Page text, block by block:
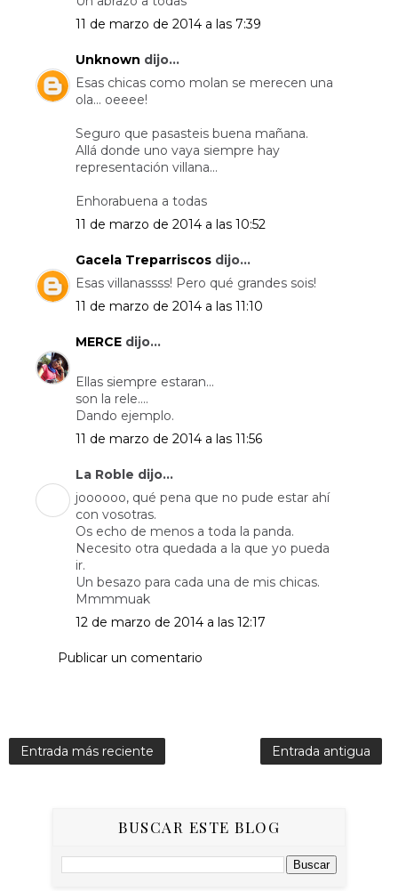
11 de marzo de 2014 a las 7:39
Unknown dijo...
Esas chicas como molan se merecen una
ola... oeeee!
Seguro que pasasteis buena mañana.
Allá donde uno vaya siempre hay
representación villana...
Enhorabuena a todas
11 de marzo de 2014 a las 10:52
Gacela Treparriscos dijo...
Esas villanassss! Pero qué grandes sois!
11 de marzo de 2014 a las 11:10
MERCE dijo...
Ellas siempre estaran...
son la rele....
Dando ejemplo.
11 de marzo de 2014 a las 11:56
La Roble dijo...
joooooo, qué pena que no pude estar ahí
con vosotras.
Os echo de menos a toda la panda.
Necesito otra quedada a la que yo pueda
ir.
Un besazo para cada una de mis chicas.
Mmmmuak
12 de marzo de 2014 a las 12:17
Publicar un comentario
Entrada más reciente Entrada antigua
BUSCAR ESTE BLOG